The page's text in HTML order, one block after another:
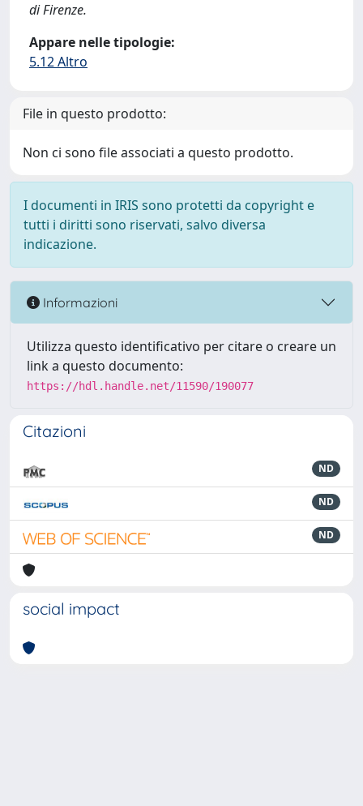
di Firenze.
Appare nelle tipologie:
5.12 Altro
File in questo prodotto:
Non ci sono file associati a questo prodotto.
I documenti in IRIS sono protetti da copyright e
tutti i diritti sono riservati, salvo diversa
indicazione.
Informazioni
Utilizza questo identificativo per citare o creare un
link a questo documento:
https://hdl.handle.net/11590/190077
Citazioni
ND
ND
ND
social impact